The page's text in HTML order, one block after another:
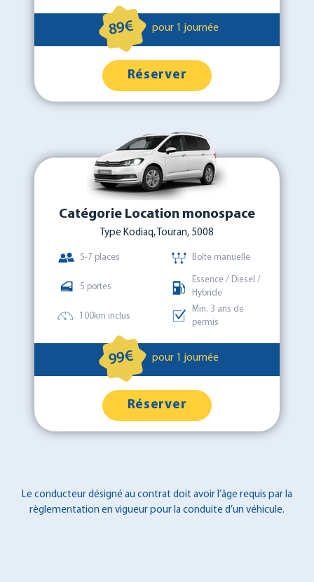
89€ pour 1 journée
Réserver
Catégorie Location monospace
Type Kodiaq, Touran, 5008
5-7 places Boîte manuelle
5 portes
Essence / Diesel /
Hybride
100km inclus
Min. 3 ans de
permis
99€ pour 1 journée
Réserver
Le conducteur désigné au contrat doit avoir l’âge requis par la
règlementation en vigueur pour la conduite d’un véhicule.